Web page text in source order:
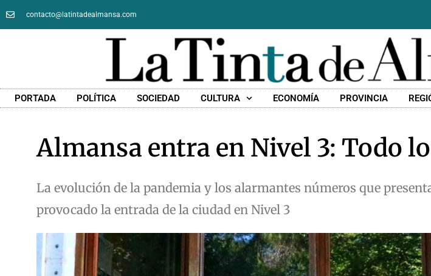
contacto@latintadealmansa.com
PORTADA POLÍTICA SOCIEDAD CULTURA ECONOMÍA PROVINCIA
Almansa entra en Nivel 3: Todo
La evolución de la pandemia y los alarmantes números que
provocado la entrada de la ciudad en Nivel 3